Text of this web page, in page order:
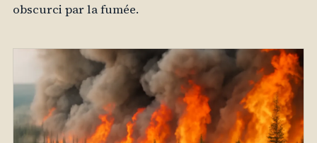
obscurci par la fumée.